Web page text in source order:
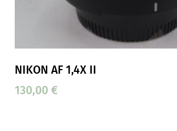
NIKON AF 1,4X II
130,00 €